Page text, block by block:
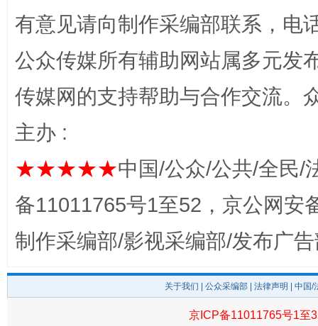
完善运行机制助力责任有效落实 一纸欠
东山县通报“牛蛙产品抗生素超标问题” 法
有意见请向制作采编部联系，电
公众传媒所有辅助网站属多元发
传媒网的支持帮助与合作交流。
主办 :
★★★★★中国/公众/公共/全民/
备11011765号1至52，京公网安
制作采编部/影视采编部/发布广
关于我们 公众采编部 法律声明 | 中国
京ICP备11011765号1至